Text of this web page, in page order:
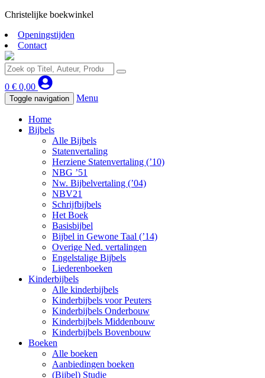
Christelijke boekwinkel
Openingstijden
Contact
0 € 0,00
Toggle navigation Menu
Home
Bijbels
Alle Bijbels
Statenvertaling
Herziene Statenvertaling (’10)
NBG ’51
Nw. Bijbelvertaling (’04)
NBV21
Schrijfbijbels
Het Boek
Basisbijbel
Bijbel in Gewone Taal (’14)
Overige Ned. vertalingen
Engelstalige Bijbels
Liederenboeken
Kinderbijbels
Alle kinderbijbels
Kinderbijbels voor Peuters
Kinderbijbels Onderbouw
Kinderbijbels Middenbouw
Kinderbijbels Bovenbouw
Boeken
Alle boeken
Aanbiedingen boeken
(Bijbel) Studie